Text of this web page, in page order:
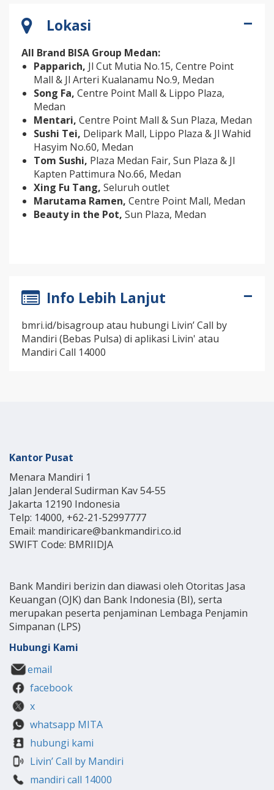
Lokasi
All Brand BISA Group Medan:
Papparich, Jl Cut Mutia No.15, Centre Point
Mall & Jl Arteri Kualanamu No.9, Medan
Song Fa, Centre Point Mall & Lippo Plaza,
Medan
Mentari, Centre Point Mall & Sun Plaza, Medan
Sushi Tei, Delipark Mall, Lippo Plaza & Jl Wahid
Hasyim No.60, Medan
Tom Sushi, Plaza Medan Fair, Sun Plaza & Jl
Kapten Pattimura No.66, Medan
Xing Fu Tang, Seluruh outlet
Marutama Ramen, Centre Point Mall, Medan
Beauty in the Pot, Sun Plaza, Medan
Info Lebih Lanjut
bmri.id/bisagroup atau hubungi Livin’ Call by
Mandiri (Bebas Pulsa) di aplikasi Livin' atau
Mandiri Call 14000
Kantor Pusat
Menara Mandiri 1
Jalan Jenderal Sudirman Kav 54-55
Jakarta 12190 Indonesia
Telp: 14000, +62-21-52997777
Email: mandiricare@bankmandiri.co.id
SWIFT Code: BMRIIDJA
Bank Mandiri berizin dan diawasi oleh Otoritas Jasa
Keuangan (OJK) dan Bank Indonesia (BI), serta
merupakan peserta penjaminan Lembaga Penjamin
Simpanan (LPS)
Hubungi Kami
email
facebook
x
whatsapp MITA
hubungi kami
Livin’ Call by Mandiri
mandiri call 14000